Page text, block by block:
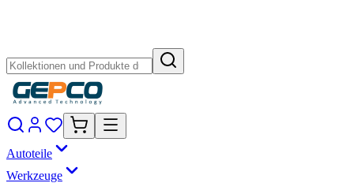
Autoteile
Werkzeuge